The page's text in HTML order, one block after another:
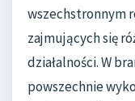
wszechstronnym
zajmujących się
działalności. W
powszechnie